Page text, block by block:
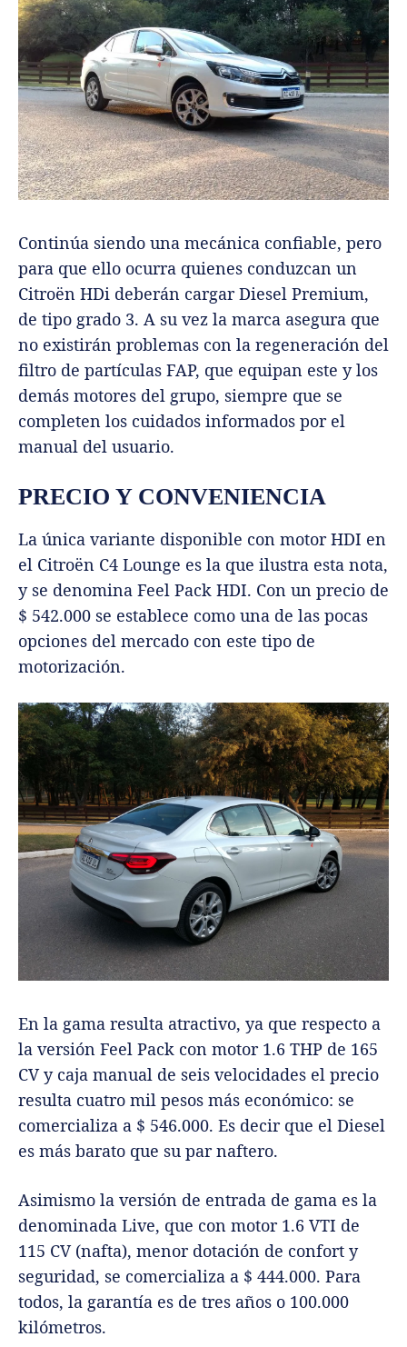
Continúa siendo una mecánica confiable, pero
para que ello ocurra quienes conduzcan un
Citroën HDi deberán cargar Diesel Premium,
de tipo grado 3. A su vez la marca asegura que
no existirán problemas con la regeneración del
filtro de partículas FAP, que equipan este y los
demás motores del grupo, siempre que se
completen los cuidados informados por el
manual del usuario.
PRECIO Y CONVENIENCIA
La única variante disponible con motor HDI en
el Citroën C4 Lounge es la que ilustra esta nota,
y se denomina Feel Pack HDI. Con un precio de
$ 542.000 se establece como una de las pocas
opciones del mercado con este tipo de
motorización.
En la gama resulta atractivo, ya que respecto a
la versión Feel Pack con motor 1.6 THP de 165
CV y caja manual de seis velocidades el precio
resulta cuatro mil pesos más económico: se
comercializa a $ 546.000. Es decir que el Diesel
es más barato que su par naftero.
Asimismo la versión de entrada de gama es la
denominada Live, que con motor 1.6 VTI de
115 CV (nafta), menor dotación de confort y
seguridad, se comercializa a $ 444.000. Para
todos, la garantía es de tres años o 100.000
kilómetros.